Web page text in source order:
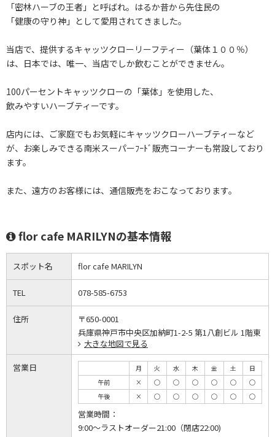
「密林ハーブの王者」と呼ばれ。はるか昔から先住民の
「健康の守り神」として愛用されてきました。
当店で、提供するキャッツクローリーフティー（葉体１００％）
は、日本では、唯一、当店でしか飲むことができません。
100パーセントキャッツクローの「葉体」を使用した、
飲みやすいハーブティーです。
店内には、ご家庭でもお気軽にキャッツクローハーブティーなど
が、お楽しみできる南米スーパーﾌｰﾄﾞ販売コーナーも常設しており
ます。
また、遠方のお客様には、通信販売をおこなっております。
flor cafe MARILYNの基本情報
スポット名 flor cafe MARILYN
TEL 078-585-6753
住所
〒650-0001
兵庫県神戸市中央区加納町1-2-5 第1八創ビル 1階東
大きな地図で見る
営業日 月 火 水 木 金 土
日
午前
× ◯ ◯ ◯ ◯ ◯
◯
午後
× ◯ ◯ ◯ ◯ ◯ ◯
営業時間：
9:00～ラストオーダー21:00（閉店22:00)